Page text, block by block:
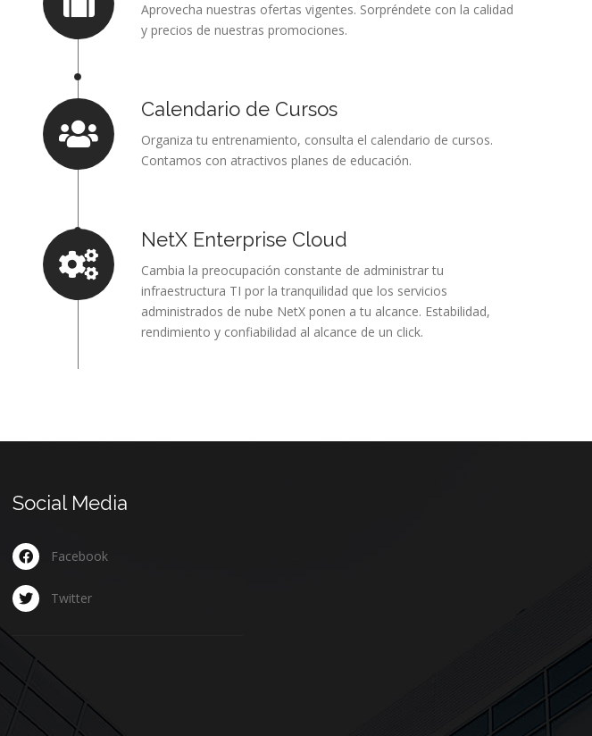
Aprovecha nuestras ofertas vigentes. Sorpréndete con la calidad
y precios de nuestras promociones.
Calendario de Cursos
Organiza tu entrenamiento, consulta el calendario de cursos.
Contamos con atractivos planes de educación.
NetX Enterprise Cloud
Cambia la preocupación constante de administrar tu
infraestructura TI por la tranquilidad que los servicios
administrados de nube NetX ponen a tu alcance. Estabilidad,
rendimiento y confiabilidad al alcance de un click.
Social Media
Facebook
Twitter